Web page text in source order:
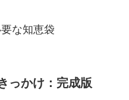
な知恵袋
っかけ：完成版